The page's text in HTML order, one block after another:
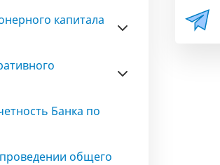
капитала
Банка по
общего